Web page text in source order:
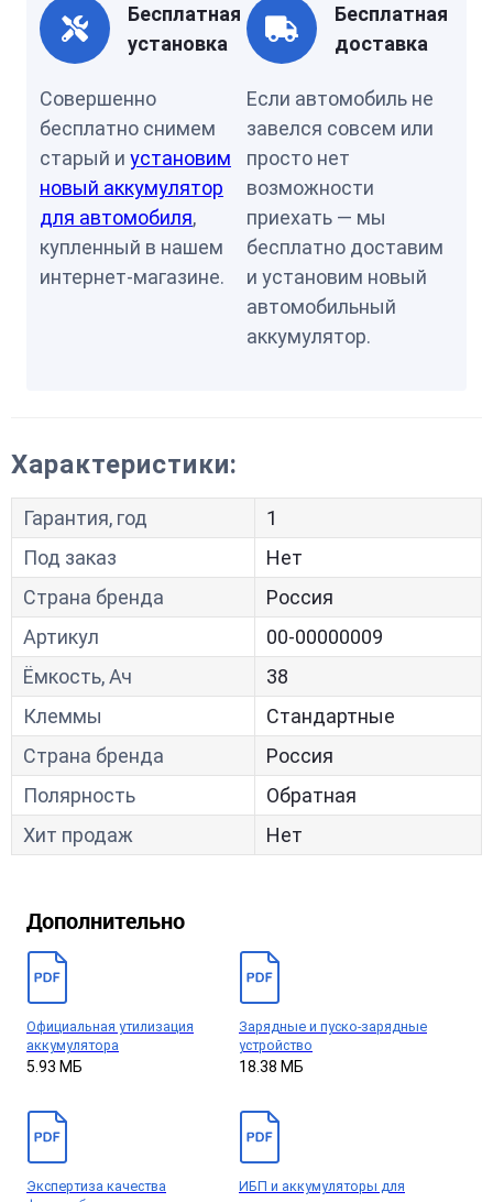
Бесплатная
установка
Совершенно
бесплатно снимем
старый и установим
новый аккумулятор
для автомобиля,
купленный в нашем
интернет-магазине.
Бесплатная
доставка
Если автомобиль не
завелся совсем или
просто нет
возможности
приехать — мы
бесплатно доставим
и установим новый
автомобильный
аккумулятор.
Характеристики:
Гарантия, год
1
Под заказ
Нет
Страна бренда
Россия
Артикул
00-00000009
Ёмкость, Ач
38
Клеммы
Стандартные
Страна бренда
Россия
Полярность
Обратная
Хит продаж
Нет
Дополнительно
Официальная утилизация
аккумулятора
5.93 МБ
Зарядные и пуско-зарядные
устройство
18.38 МБ
Экспертиза качества
ИБП и аккумуляторы для